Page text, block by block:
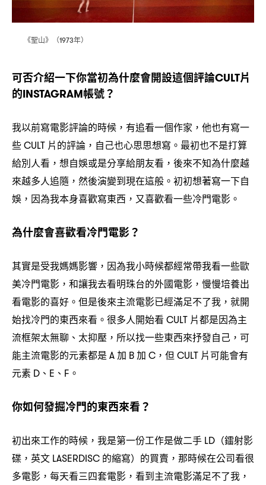
《聖山》 （1973年）
可否介紹一下你當初為什麼會開設這個評論CULT片
的INSTAGRAM帳號？
我以前寫電影評論的時候 ， 有追看一個作家 ， 他也有寫一
些CULT 片的評論 ， 自己也心思思想寫。最初也不是打算
給別人看 ， 想自娛或是分享給朋友看 ， 後來不知為什麼越
來越多人追隨 ， 然後演變到現在這般。初初想著寫一下自
娛 ， 因為我本身喜歡寫東西 ， 又喜歡看一些冷門電影。
為什麼會喜歡看冷門電影？
其實是受我媽媽影響 ， 因為我小時候都經常帶我看一些歐
美冷門電影 ， 和讓我去看明珠台的外國電影 ， 慢慢培養出
看電影的喜好。但是後來主流電影已經滿足不了我 ， 就開
始找冷門的東西來看。很多人開始看 CULT 片都是因為主
流框架太無聊、太抑壓 ， 所以找一些東西來抒發自己 ， 可
能主流電影的元素都是 A 加 B 加 C， 但 CULT 片可能會有
元素 D 、 E 、 F 。
你如何發掘冷門的東西來看？
初出來工作的時候 ， 我是第一份工作是做二手 LD（鐳射影
碟 ， 英文 LASERDISC 的縮寫） 的買賣 ， 那時候在公司看很
多電影 ， 每天看三四套電影 ， 看到主流電影滿足不了我 ，